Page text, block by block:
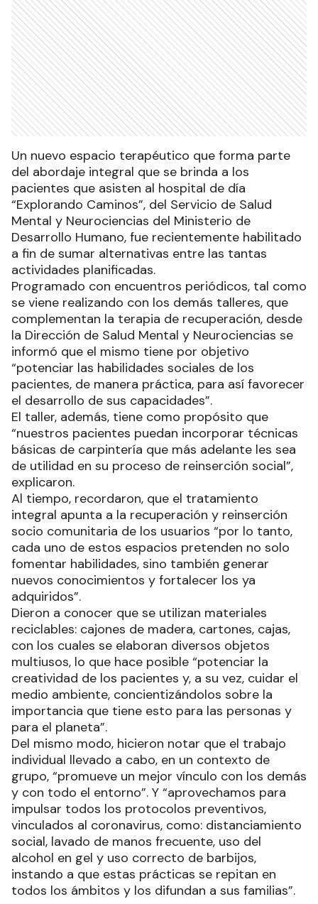
Un nuevo espacio terapéutico que forma parte
del abordaje integral que se brinda a los
pacientes que asisten al hospital de día
“Explorando Caminos”, del Servicio de Salud
Mental y Neurociencias del Ministerio de
Desarrollo Humano, fue recientemente habilitado
a fin de sumar alternativas entre las tantas
actividades planificadas.
Programado con encuentros periódicos, tal como
se viene realizando con los demás talleres, que
complementan la terapia de recuperación, desde
la Dirección de Salud Mental y Neurociencias se
informó que el mismo tiene por objetivo
“potenciar las habilidades sociales de los
pacientes, de manera práctica, para así favorecer
el desarrollo de sus capacidades”.
El taller, además, tiene como propósito que
“nuestros pacientes puedan incorporar técnicas
básicas de carpintería que más adelante les sea
de utilidad en su proceso de reinserción social”,
explicaron.
Al tiempo, recordaron, que el tratamiento
integral apunta a la recuperación y reinserción
socio comunitaria de los usuarios “por lo tanto,
cada uno de estos espacios pretenden no solo
fomentar habilidades, sino también generar
nuevos conocimientos y fortalecer los ya
adquiridos”.
Dieron a conocer que se utilizan materiales
reciclables: cajones de madera, cartones, cajas,
con los cuales se elaboran diversos objetos
multiusos, lo que hace posible “potenciar la
creatividad de los pacientes y, a su vez, cuidar el
medio ambiente, concientizándolos sobre la
importancia que tiene esto para las personas y
para el planeta”.
Del mismo modo, hicieron notar que el trabajo
individual llevado a cabo, en un contexto de
grupo, “promueve un mejor vínculo con los demás
y con todo el entorno”. Y “aprovechamos para
impulsar todos los protocolos preventivos,
vinculados al coronavirus, como: distanciamiento
social, lavado de manos frecuente, uso del
alcohol en gel y uso correcto de barbijos,
instando a que estas prácticas se repitan en
todos los ámbitos y los difundan a sus familias”.